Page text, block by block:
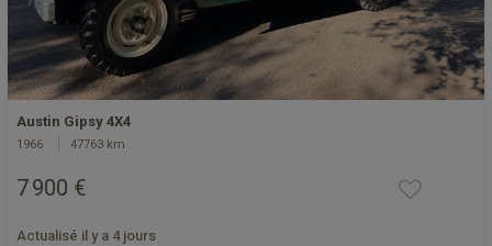
Austin Gipsy 4X4
1966 47763 km
7 900 €
Actualisé il y a 4 jours